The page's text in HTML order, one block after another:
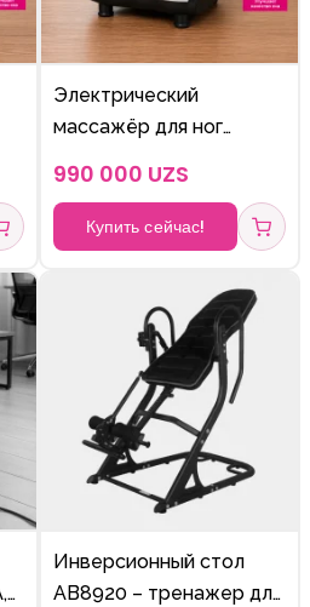
Электрический
массажёр для ног
расслабляющий
массажер для стоп и
икр
990 000 UZS
Купить сейчас!
Инверсионный стол
AB8920 – тренажер для